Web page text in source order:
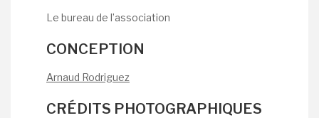
Le bureau de l’association
CONCEPTION
Arnaud Rodriguez
CRÉDITS PHOTOGRAPHIQUES